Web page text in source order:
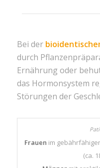
Bei der
durch
Ernährung oder
das Hormonsystem
Störungen der
Frauen im
(ca.